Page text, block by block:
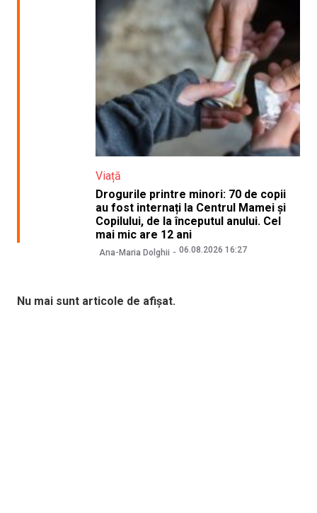
Viață
Drogurile printre minori: 70 de copii
au fost internați la Centrul Mamei și
Copilului, de la începutul anului. Cel
mai mic are 12 ani
Ana-Maria Dolghii 06.08.2026 16:27
Nu mai sunt articole de afișat.